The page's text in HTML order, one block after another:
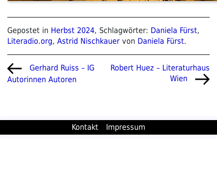
Gepostet in Herbst 2024, Schlagwörter: Daniela Fürst,
Literadio.org, Astrid Nischkauer von Daniela Fürst.
Beitragsnavigation
Vorheriger
Beitrag
Gerhard Ruiss – IG
Autorinnen Autoren
Nächster
Robert Huez – Literaturhaus
Wien
Kontakt Impressum